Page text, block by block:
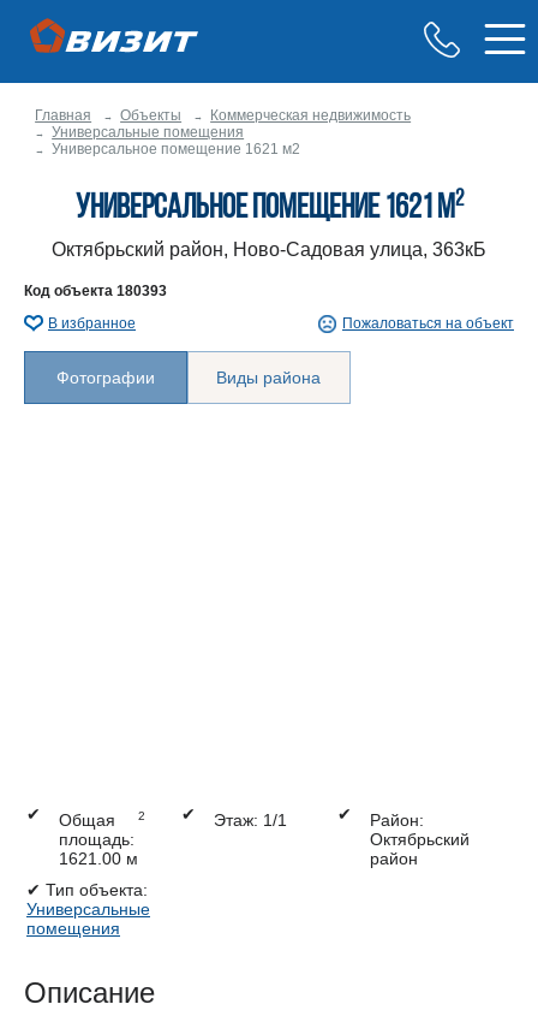
Главная Объекты
Коммерческая недвижимость
Универсальные помещения
Универсальное помещение 1621 м2
Универсальное помещение 1621 м2
Октябрьский район, Ново-Садовая улица, 363кБ
Код объекта 180393
В избранное
Пожаловаться на объект
Фотографии Виды района
✔
Общая
площадь:
1621.00 м
2 ✔ Этаж: 1/1 ✔
Район:
Октябрьский
район
✔ Тип объекта:
Универсальные
помещения
Описание